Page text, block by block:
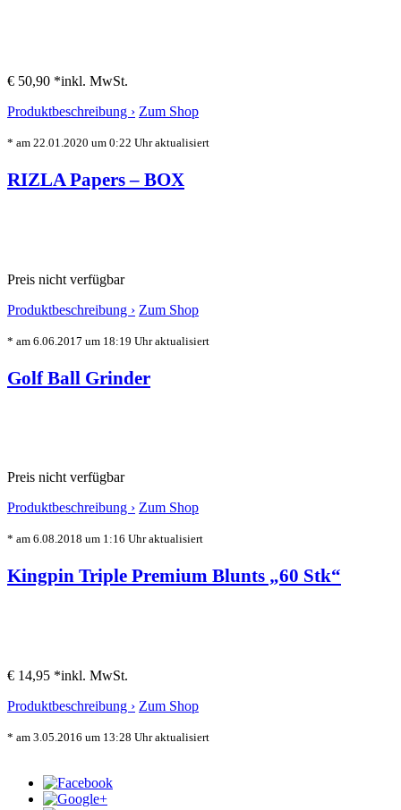
€ 50,90 *inkl. MwSt.
Produktbeschreibung › Zum Shop
* am 22.01.2020 um 0:22 Uhr aktualisiert
RIZLA Papers – BOX
Preis nicht verfügbar
Produktbeschreibung › Zum Shop
* am 6.06.2017 um 18:19 Uhr aktualisiert
Golf Ball Grinder
Preis nicht verfügbar
Produktbeschreibung › Zum Shop
* am 6.08.2018 um 1:16 Uhr aktualisiert
Kingpin Triple Premium Blunts „60 Stk“
€ 14,95 *inkl. MwSt.
Produktbeschreibung › Zum Shop
* am 3.05.2016 um 13:28 Uhr aktualisiert